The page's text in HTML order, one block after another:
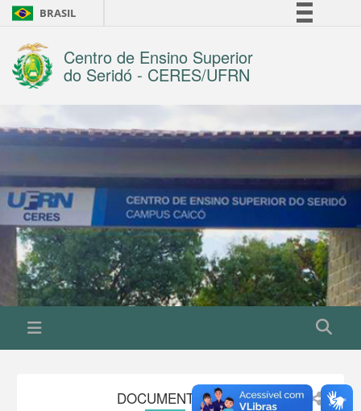
BRASIL
Comunica BR
Legislação
Centro de Ensino Superior
do Seridó - CERES/UFRN
DOCUMENTOS